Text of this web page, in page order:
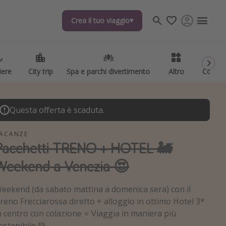
Crea il tuo viaggio
City trip Spa e parchi divertimento Altro Codici
Crea il tuo viaggio
City trip Spa e parchi divertimento Altro Codici
Questa offerta è scaduta.
TRENO + HOTEL 🚂
a Venezia 😍
(da sabato mattina a domenica sera) con il
Frecciarossa diretto + alloggio in ottimo Hotel 3*
centro con colazione ⭐️ Viaggia in maniera più